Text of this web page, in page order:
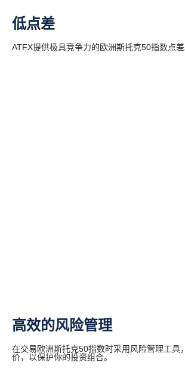
低点差
ATFX提供极具竞争力的欧洲斯托克50指数点差
高效的风险管理
在交易欧洲斯托克50指数时采用风险管理工具
价，以保护你的投资组合。